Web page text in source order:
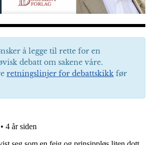
å legge til rette for en
debatt om sakene våre.
retningslinjer for debattskikk før